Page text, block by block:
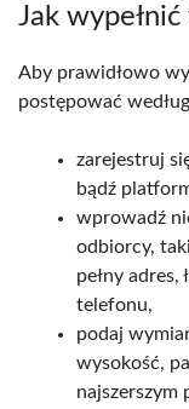
Jak
Aby prawidłowo
postępować
zarejestruj
bądź
wprowadź
odbiorcy,
pełny
telefonu,
podaj
wysokość,
najszerszym